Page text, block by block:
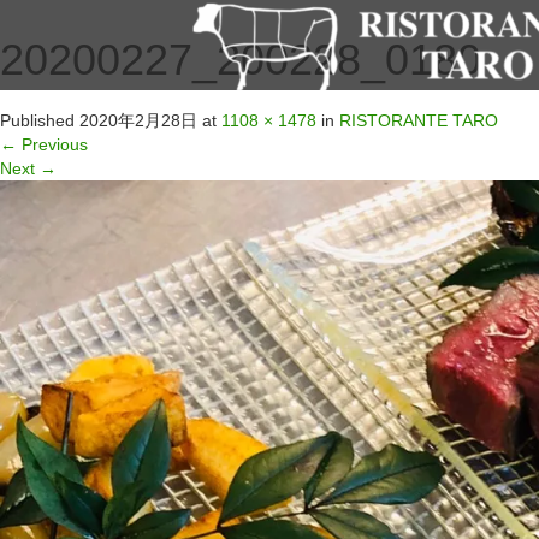
20200227_200228_0180
Published 2020年2月28日 at 1108 × 1478 in RISTORANTE TARO
← Previous
Next →